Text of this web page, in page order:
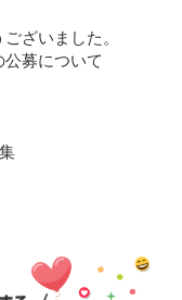
ざいました。
公募について